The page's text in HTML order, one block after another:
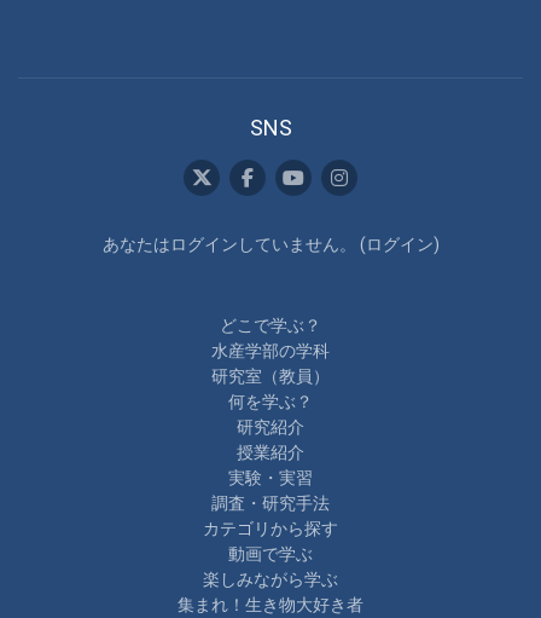
SNS
あなたはログインしていません。 (ログイン)
どこで学ぶ？
水産学部の学科
研究室（教員）
何を学ぶ？
研究紹介
授業紹介
実験・実習
調査・研究手法
カテゴリから探す
動画で学ぶ
楽しみながら学ぶ
集まれ！生き物大好き者